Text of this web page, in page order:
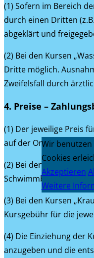
(1) Sofern im Bereich
durch einen Dritten
abgeklärt und
(2) Bei den Kursen
Dritte möglich.
Zweifelsfall durch
4. Preise –
(1) Der jeweilige Preis
auf der Onlineplattform
(2) Bei den
Schwimmbad und die
(3) Bei den Kursen
Kursgebühr für die
(4) Die Einziehung der
anzugeben und die
Wir benutzen
Cookies
Akzeptieren
Weitere